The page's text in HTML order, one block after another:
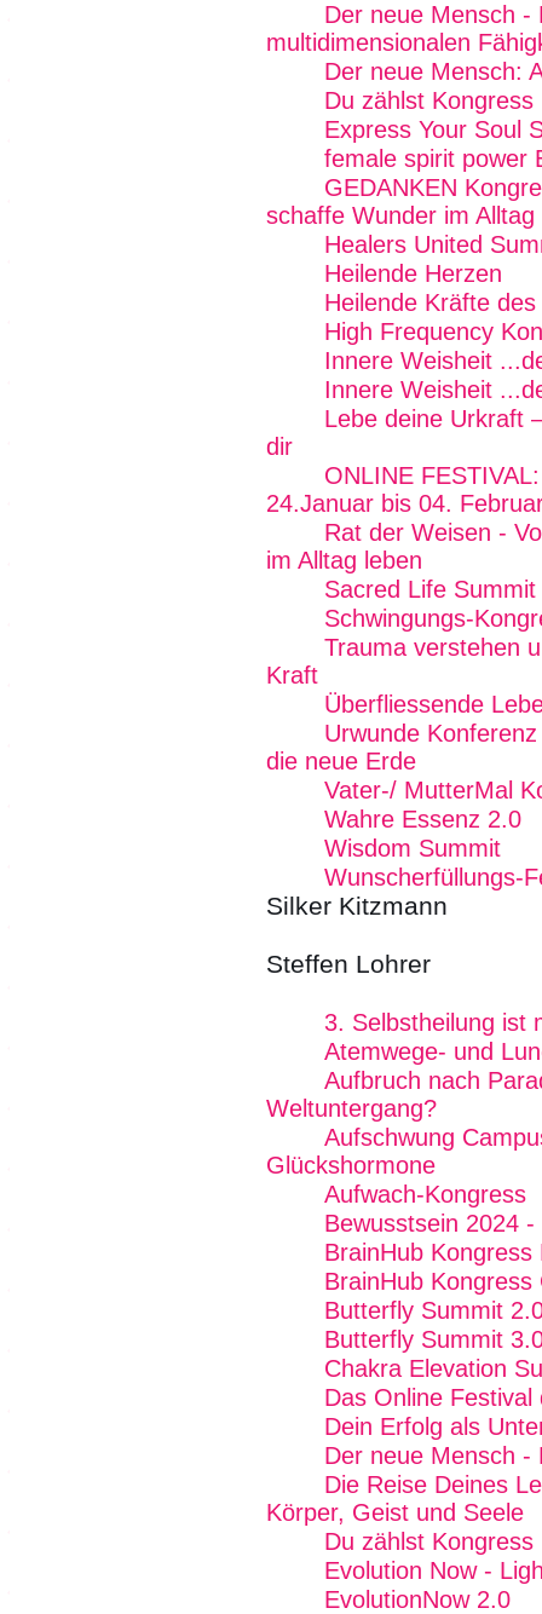
Der neue Mensch -
multidimensionalen
Der neue Mensch:
Du zählst Kongress
Express Your Soul
female spirit power
GEDANKEN
schaffe Wunder im Alltag
Healers United
Heilende Herzen
Heilende Kräfte des
High Frequency
Innere Weisheit
Innere Weisheit
Lebe deine Urkraft
dir
ONLINE
24.Januar bis 04.
Rat der Weisen -
im Alltag leben
Sacred Life Summit
Schwingungs-
Trauma verstehen
Kraft
Überfliessende
Urwunde
die neue Erde
Vater-/ MutterMal
Wahre Essenz 2.0
Wisdom Summit
Wunscherfüllungs-
Silker Kitzmann
Steffen Lohrer
3. Selbstheilung ist
Atemwege- und
Aufbruch nach
Weltuntergang?
Aufschwung
Glückshormone
Aufwach-Kongress
Bewusstsein 2024
BrainHub Kongress
BrainHub Kongress
Butterfly Summit
Butterfly Summit
Chakra Elevation
Das Online
Dein Erfolg als
Der neue Mensch -
Die Reise Deines
Körper, Geist und Seele
Du zählst Kongress
Evolution Now -
EvolutionNow 2.0